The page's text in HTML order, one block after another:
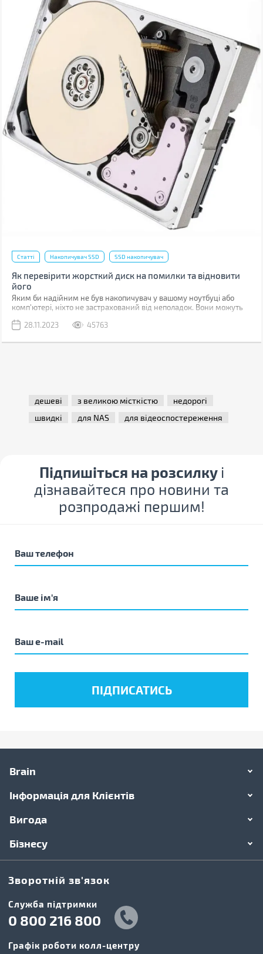
Статті Накопичувач SSD SSD накопичувач
Як перевірити жорсткий диск на помилки та відновити
його
Яким би надійним не був накопичувач у вашому ноутбуці або
комп'ютері, ніхто не застрахований від неполадок. Вони можуть
ушкодженнями комірок пам'яті.
28.11.2023 45763
дешеві з великою місткістю
недорогі
швидкі
для NAS для відеоспостереження
Підпишіться на розсилку і
дізнавайтеся про новини та
розпродажі першим!
Brain
Інформація для Клієнтів
Вигода
Бізнесу
Зворотній зв'язок
Cлужба підтримки
0 800 216 800
Графік роботи колл-центру